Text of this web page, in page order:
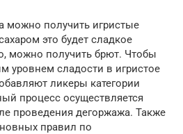
можно получить игристые
это будет сладкое
можно получить брют. Чтобы
уровнем сладости в игристое
ликеры категории
процесс осуществляется
проведения дегоржажа. Также
правил по